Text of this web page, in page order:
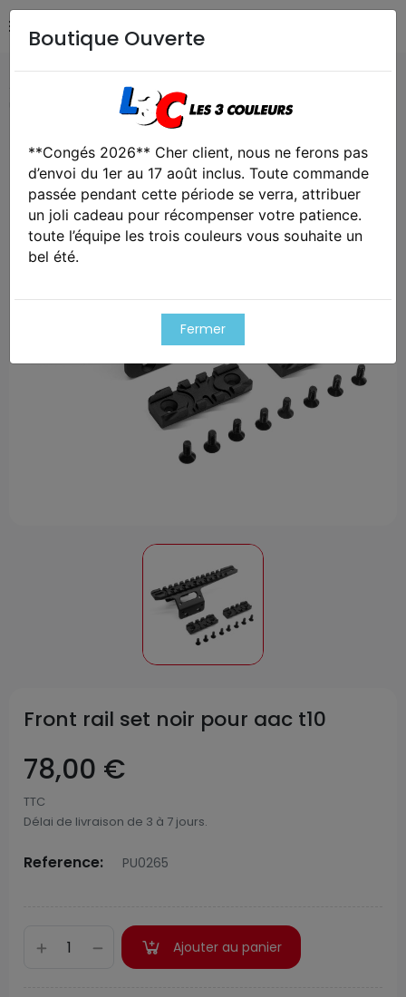
Airsoft / Paintball
Front rail set noir pour aac t10
Exclusivité web !
Front rail set noir pour aac t10
78,00 €
TTC
Délai de livraison de 3 à 7 jours.
Reference: PU0265
Ajouter au panier
Boutique Ouverte
**Congés 2026** Cher client, nous ne ferons pas
d’envoi du 1er au 17 août inclus. Toute commande
passée pendant cette période se verra, attribuer
un joli cadeau pour récompenser votre patience.
toute l’équipe les trois couleurs vous souhaite un
bel été.
Fermer